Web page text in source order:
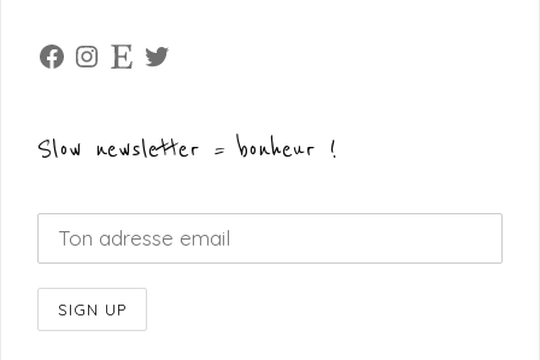
Facebook
Instagram
Etsy Twitter
Slow newsletter = bonheur !